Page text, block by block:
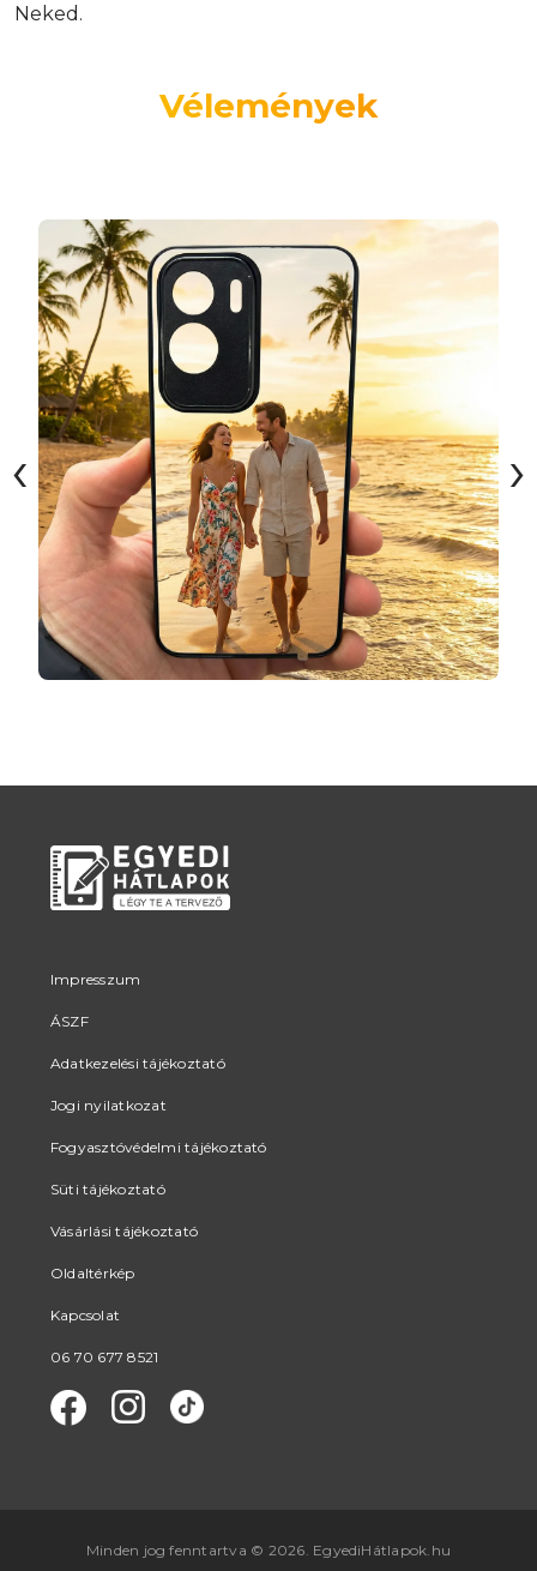
Neked.
Vélemények
‹ ›
Impresszum
ÁSZF
Adatkezelési tájékoztató
Jogi nyilatkozat
Fogyasztóvédelmi tájékoztató
Süti tájékoztató
Vásárlási tájékoztató
Oldaltérkép
Kapcsolat
06 70 677 8521
Minden jog fenntartva © 2026. EgyediHátlapok.hu